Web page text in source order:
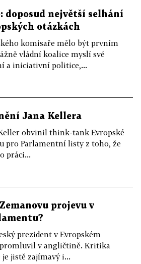
doposud největší selhání
otázkách
komisaře mělo být prvním
vládní koalice myslí své
a iniciativní politice,...
Jana Kellera
obvinil think-tank Evropské
pro Parlamentní listy z toho, že
práci...
projevu v
prezident v Evropském
v angličtině. Kritika
jistě zajímavý i...